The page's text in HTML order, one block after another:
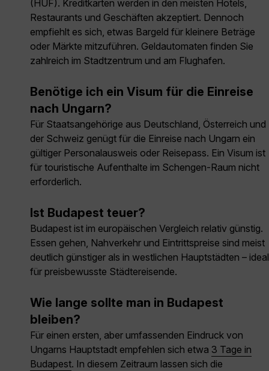
(HUF). Kreditkarten werden in den meisten Hotels,
Restaurants und Geschäften akzeptiert. Dennoch
empfiehlt es sich, etwas Bargeld für kleinere Beträge
oder Märkte mitzuführen. Geldautomaten finden Sie
zahlreich im Stadtzentrum und am Flughafen.
Benötige ich ein Visum für die Einreise
nach Ungarn?
Für Staatsangehörige aus Deutschland, Österreich und
der Schweiz genügt für die Einreise nach Ungarn ein
gültiger Personalausweis oder Reisepass. Ein Visum ist
für touristische Aufenthalte im Schengen-Raum nicht
erforderlich.
Ist Budapest teuer?
Budapest ist im europäischen Vergleich relativ günstig.
Essen gehen, Nahverkehr und Eintrittspreise sind meist
deutlich günstiger als in westlichen Hauptstädten – ideal
für preisbewusste Städtereisende.
Wie lange sollte man in Budapest
bleiben?
Für einen ersten, aber umfassenden Eindruck von
Ungarns Hauptstadt empfehlen sich etwa 3 Tage in
Budapest. In diesem Zeitraum lassen sich die